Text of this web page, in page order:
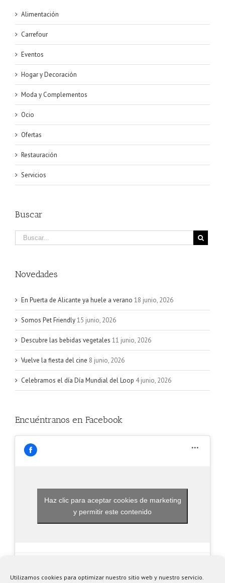
Utilizamos cookies para optimizar nuestro sitio web y nuestro servicio.
Alimentación
Carrefour
Eventos
Hogar y Decoración
Moda y Complementos
Ocio
Ofertas
Restauración
Servicios
Buscar
Novedades
En Puerta de Alicante ya huele a verano 18 junio, 2026
Somos Pet Friendly15 junio, 2026
Descubre las bebidas vegetales 11 junio, 2026
Vuelve la fiesta del cine 8 junio, 2026
Celebramos el día Día Mundial del Loop 4 junio, 2026
Encuéntranos en Facebook
Haz clic para aceptar cookies de marketing
y permitir este contenido